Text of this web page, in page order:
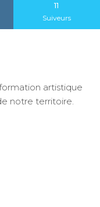
11
Suiveurs
artistique
notre territoire.